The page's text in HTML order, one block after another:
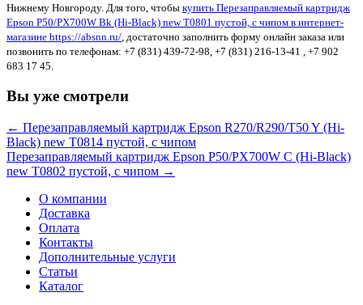
Нижнему Новгороду. Для того, чтобы купить Перезаправляемый картридж
Epson P50/PX700W Bk (Hi-Black) new T0801 пустой, с чипом в интернет-
магазине https://absnn.ru/ , достаточно заполнить форму онлайн заказа или
позвонить по телефонам: +7 (831) 439-72-98, +7 (831) 216-13-41 , +7 902
683 17 45.
Вы уже смотрели
← Перезаправляемый картридж Epson R270/R290/T50 Y (Hi-
Black) new T0814 пустой, с чипом
Перезаправляемый картридж Epson P50/PX700W C (Hi-Black)
new T0802 пустой, с чипом →
О компании
Доставка
Оплата
Контакты
Дополнительные услуги
Статьи
Каталог